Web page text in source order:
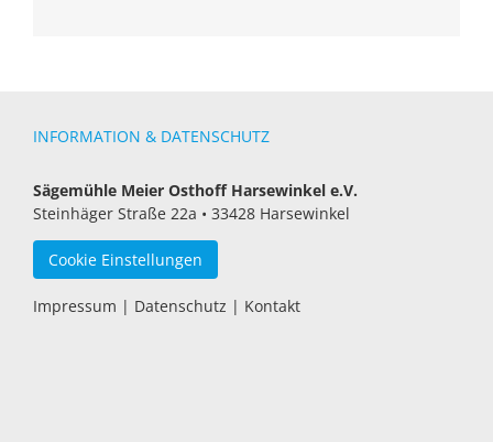
INFORMATION & DATENSCHUTZ
Sägemühle Meier Osthoff Harsewinkel e.V.
Steinhäger Straße 22a • 33428 Harsewinkel
Cookie Einstellungen
Impressum | Datenschutz | Kontakt